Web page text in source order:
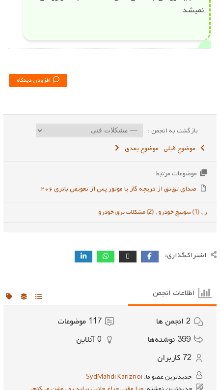
نمیشد
افزودن دیدگاه
بازگشت به انجمن :
موضوع قبلی موضوع بعدی
موضوعات مرتبط
صدای تق‌تق از دریچه گاز یا موتور پس از تعویض باتری ۲۰۶
,(1) سوییچ خودرو ,(2) مشکلات برق خودرو
اشتراک‌گذاری:
اطلاعات انجمن
2 انجمن ها 117 موضوعات
399 نوشته‌ها 0 آنلاین
72 کاربران
جدیدترین عضو ما: SydMahdi Kariznoi